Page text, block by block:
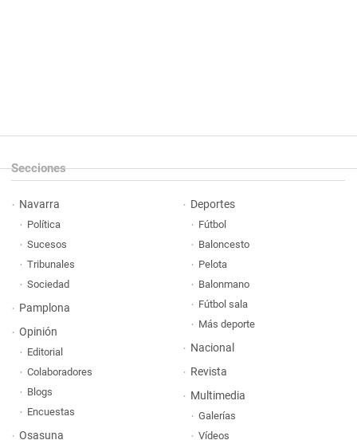
Secciones
Navarra
Política
Sucesos
Tribunales
Sociedad
Pamplona
Opinión
Editorial
Colaboradores
Blogs
Encuestas
Osasuna
Deportes
Fútbol
Baloncesto
Pelota
Balonmano
Fútbol sala
Más deporte
Nacional
Revista
Multimedia
Galerías
Vídeos